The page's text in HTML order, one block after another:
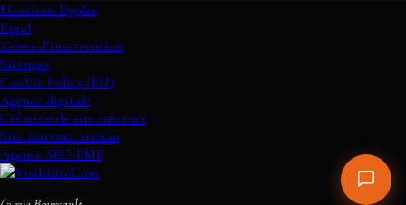
Mentions légales
Rgpd
Zones d’intervention
Sitemap
Cookie Policy (EU)
Agence digitale
Création de site internet
Site internet artisan
Agence SEO PME